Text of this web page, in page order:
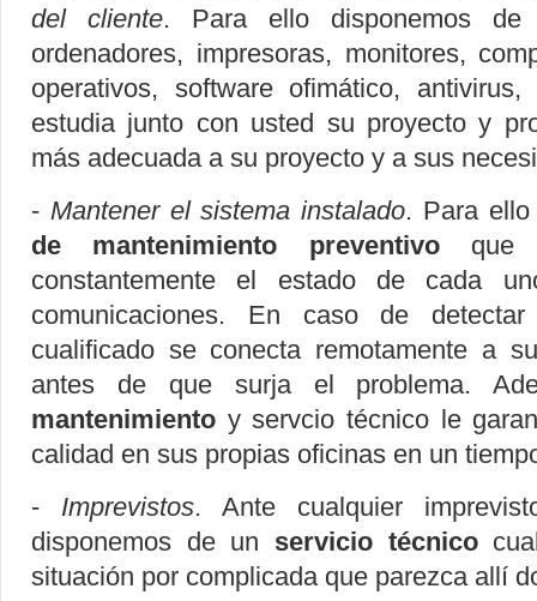
del cliente. Para ello disponemos
ordenadores, impresoras, monitores,
operativos, software ofimático,
estudia junto con usted su proyecto y
más adecuada a su proyecto y a sus
- Mantener el sistema instalado. Para
de mantenimiento preventivoque
constantemente el estado de cada
comunicaciones. En caso de
cualificado se conecta remotamente a
antes de que surja el problema.
mantenimiento y servcio técnico le
calidad en sus propias oficinas en un
- Imprevistos. Ante cualquier
disponemos de un servicio técnico
situación por complicada que parezca allí